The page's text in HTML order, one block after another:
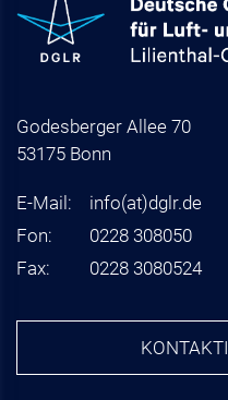
Godesberger Allee 70
53175 Bonn
E-Mail: info(at)dglr.de
Fon:
0228 308050
Fax:
0228 3080524